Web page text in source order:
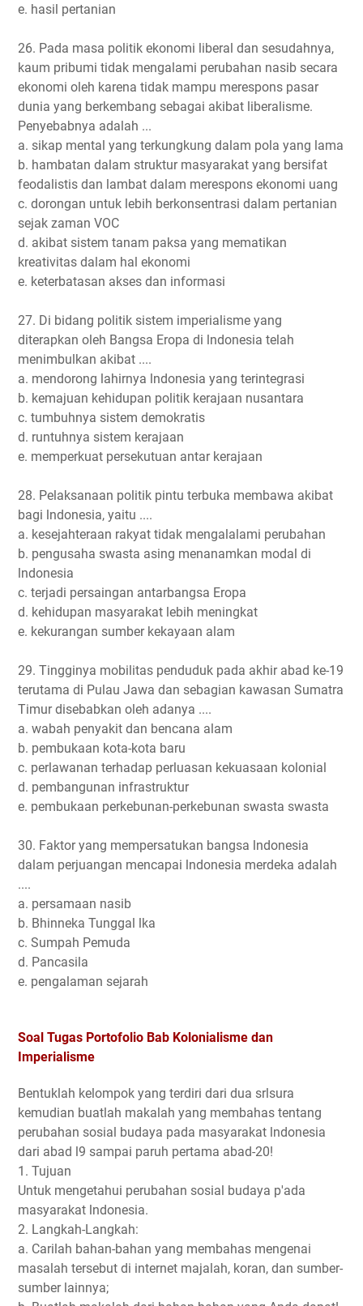
e. hasil pertanian
26. Pada masa politik ekonomi liberal dan sesudahnya,
kaum pribumi tidak mengalami perubahan nasib secara
ekonomi oleh karena tidak mampu merespons pasar
dunia yang berkembang sebagai akibat liberalisme.
Penyebabnya adalah ...
a. sikap mental yang terkungkung dalam pola yang lama
b. hambatan dalam struktur masyarakat yang bersifat
feodalistis dan lambat dalam merespons ekonomi uang
c. dorongan untuk lebih berkonsentrasi dalam pertanian
sejak zaman VOC
d. akibat sistem tanam paksa yang mematikan
kreativitas dalam hal ekonomi
e. keterbatasan akses dan informasi
27. Di bidang politik sistem imperialisme yang
diterapkan oleh Bangsa Eropa di lndonesia telah
menimbulkan akibat ....
a. mendorong lahirnya lndonesia yang terintegrasi
b. kemajuan kehidupan politik kerajaan nusantara
c. tumbuhnya sistem demokratis
d. runtuhnya sistem kerajaan
e. memperkuat persekutuan antar kerajaan
28. Pelaksanaan politik pintu terbuka membawa akibat
bagi lndonesia, yaitu ....
a. kesejahteraan rakyat tidak mengalalami perubahan
b. pengusaha swasta asing menanamkan modal di
lndonesia
c. terjadi persaingan antarbangsa Eropa
d. kehidupan masyarakat lebih meningkat
e. kekurangan sumber kekayaan alam
29. Tingginya mobilitas penduduk pada akhir abad ke-19
terutama di Pulau Jawa dan sebagian kawasan Sumatra
Timur disebabkan oleh adanya ....
a. wabah penyakit dan bencana alam
b. pembukaan kota-kota baru
c. perlawanan terhadap perluasan kekuasaan kolonial
d. pembangunan infrastruktur
e. pembukaan perkebunan-perkebunan swasta swasta
30. Faktor yang mempersatukan bangsa lndonesia
dalam perjuangan mencapai lndonesia merdeka adalah
....
a. persamaan nasib
b. Bhinneka Tunggal lka
c. Sumpah Pemuda
d. Pancasila
e. pengalaman sejarah
Soal Tugas Portofolio Bab Kolonialisme dan
Imperialisme
Bentuklah kelompok yang terdiri dari dua srlsura
kemudian buatlah makalah yang membahas tentang
perubahan sosial budaya pada masyarakat lndonesia
dari abad l9 sampai paruh pertama abad-20!
1. Tujuan
Untuk mengetahui perubahan sosial budaya p'ada
masyarakat lndonesia.
2. Langkah-Langkah:
a. Carilah bahan-bahan yang membahas mengenai
masalah tersebut di internet majalah, koran, dan sumber-
sumber lainnya;